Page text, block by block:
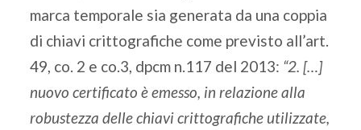
marca temporale sia generata da una coppia
di chiavi crittografiche come previsto all’art.
49, co. 2 e co.3, dpcm n.117 del 2013: “2. […]
nuovo certificato è emesso, in relazione alla
robustezza delle chiavi crittografiche utilizzate,